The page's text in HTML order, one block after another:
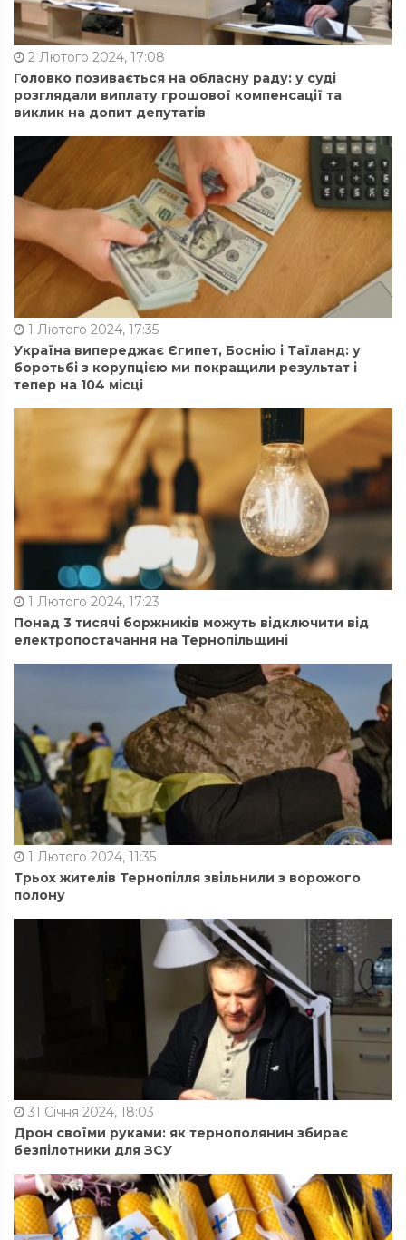
2 Лютого 2024, 17:08
Головко позивається на обласну раду: у суді
розглядали виплату грошової компенсації та
виклик на допит депутатів
1 Лютого 2024, 17:35
Україна випереджає Єгипет, Боснію і Таїланд: у
боротьбі з корупцією ми покращили результат і
тепер на 104 місці
1 Лютого 2024, 17:23
Понад 3 тисячі боржників можуть відключити від
електропостачання на Тернопільщині
1 Лютого 2024, 11:35
Трьох жителів Тернопілля звільнили з ворожого
полону
31 Січня 2024, 18:03
Дрон своїми руками: як тернополянин збирає
безпілотники для ЗСУ